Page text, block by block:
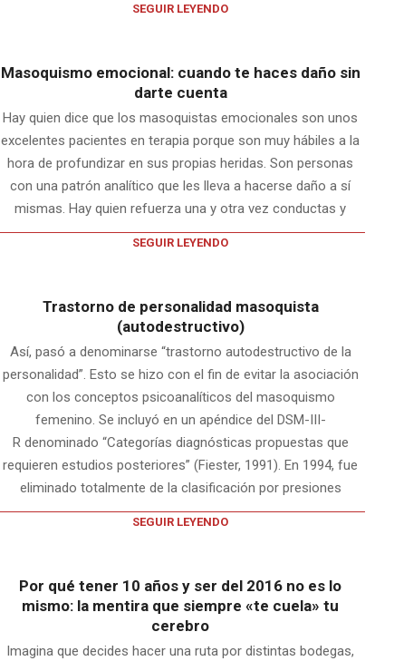
SEGUIR LEYENDO
Masoquismo emocional: cuando te haces daño sin
darte cuenta
Hay quien dice que los masoquistas emocionales son unos
excelentes pacientes en terapia porque son muy hábiles a la
hora de profundizar en sus propias heridas. Son personas
con una patrón analítico que les lleva a hacerse daño a sí
mismas. Hay quien refuerza una y otra vez conductas y
SEGUIR LEYENDO
Trastorno de personalidad masoquista
(autodestructivo)
Así, pasó a denominarse “trastorno autodestructivo de la
personalidad”. Esto se hizo con el fin de evitar la asociación
con los conceptos psicoanalíticos del masoquismo
femenino. Se incluyó en un apéndice del DSM-III-
R denominado “Categorías diagnósticas propuestas que
requieren estudios posteriores” (Fiester, 1991). En 1994, fue
eliminado totalmente de la clasificación por presiones
SEGUIR LEYENDO
Por qué tener 10 años y ser del 2016 no es lo
mismo: la mentira que siempre «te cuela» tu
cerebro
Imagina que decides hacer una ruta por distintas bodegas,